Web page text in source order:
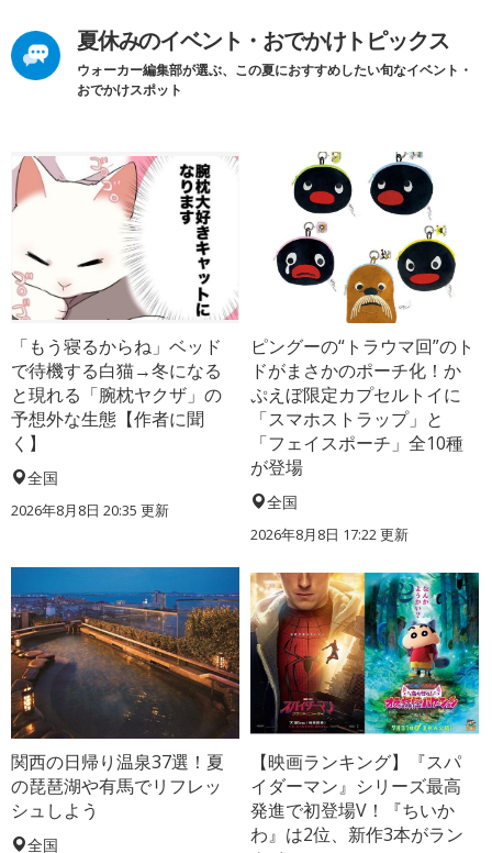
夏休みのイベント・おでかけトピックス
ウォーカー編集部が選ぶ、この夏におすすめしたい旬なイベント・
おでかけスポット
「もう寝るからね」ベッド
で待機する白猫→冬になる
と現れる「腕枕ヤクザ」の
予想外な生態【作者に聞
く】
全国
2026年8月8日 20:35 更新
ピングーの“トラウマ回”のト
ドがまさかのポーチ化！か
ぷえぼ限定カプセルトイに
「スマホストラップ」と
「フェイスポーチ」全10種
が登場
全国
2026年8月8日 17:22更新
関西の日帰り温泉37選！夏
の琵琶湖や有馬でリフレッ
シュしよう
全国
【映画ランキング】『スパ
イダーマン』シリーズ最高
発進で初登場V！『ちいか
わ』は2位、新作3本がラン